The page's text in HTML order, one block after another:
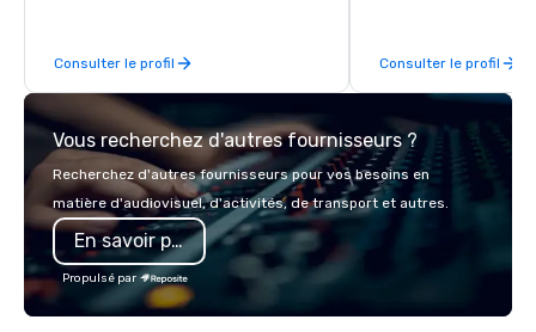
day hikes we provide luxury self-
guided inn-to-in walking vacations
from the gateway City of San
Francisco to the California wine
country with a focus on superb hiking,
lodging, food and wine. We also have
a Monterey Bay Trek.
Consulter le profil Consulter le profil
Vous recherchez d'autres fournisseurs ?
Recherchez d'autres fournisseurs pour vos besoins en
matière d'audiovisuel, d'activités, de transport et autres.
En savoir plus
Propulsé par